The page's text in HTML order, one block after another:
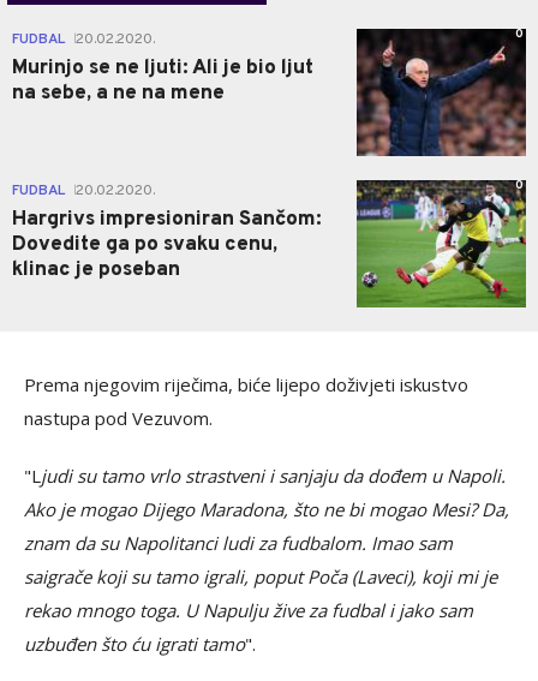
FUDBAL 20.02.2020.
Murinjo se ne ljuti: Ali je bio ljut
na sebe, a ne na mene
0
FUDBAL 20.02.2020.
Hargrivs impresioniran Sančom:
Dovedite ga po svaku cenu,
klinac je poseban
0
Prema njegovim riječima, biće lijepo doživjeti iskustvo
nastupa pod Vezuvom.
"L judi su tamo vrlo strastveni i sanjaju da dođem u Napoli.
Ako je mogao Dijego Maradona, što ne bi mogao Mesi? Da,
znam da su Napolitanci ludi za fudbalom. Imao sam
saigrače koji su tamo igrali, poput Poča (Laveci), koji mi je
rekao mnogo toga. U Napulju žive za fudbal i jako sam
uzbuđen što ću igrati tamo".